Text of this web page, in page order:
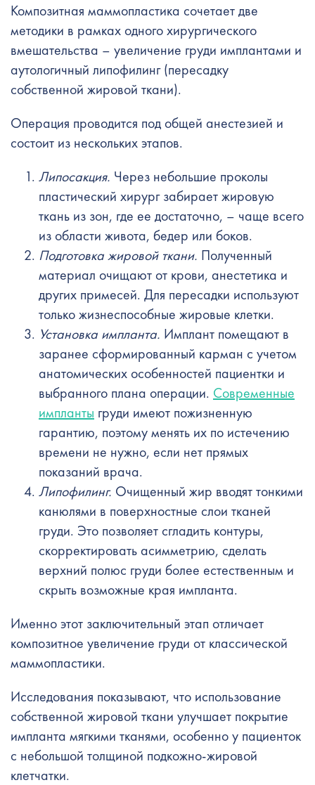
Композитная маммопластика сочетает две
методики в рамках одного хирургического
вмешательства – увеличение груди имплантами и
аутологичный липофилинг (пересадку
собственной жировой ткани).
Операция проводится под общей анестезией и
состоит из нескольких этапов.
Липосакция. Через небольшие проколы
пластический хирург забирает жировую
ткань из зон, где ее достаточно, – чаще всего
из области живота, бедер или боков.
Подготовка жировой ткани. Полученный
материал очищают от крови, анестетика и
других примесей. Для пересадки используют
только жизнеспособные жировые клетки.
Установка импланта. Имплант помещают в
заранее сформированный карман с учетом
анатомических особенностей пациентки и
выбранного плана операции. Современные
импланты груди имеют пожизненную
гарантию, поэтому менять их по истечению
времени не нужно, если нет прямых
показаний врача.
Липофилинг. Очищенный жир вводят тонкими
канюлями в поверхностные слои тканей
груди. Это позволяет сгладить контуры,
скорректировать асимметрию, сделать
верхний полюс груди более естественным и
скрыть возможные края импланта.
Именно этот заключительный этап отличает
композитное увеличение груди от классической
маммопластики.
Исследования показывают, что использование
собственной жировой ткани улучшает покрытие
импланта мягкими тканями, особенно у пациенток
с небольшой толщиной подкожно-жировой
клетчатки.